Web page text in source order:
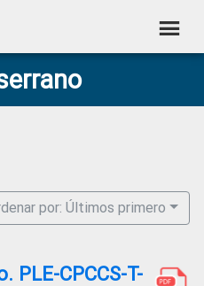
por: Últimos primero
PLE-CPCCS-T-